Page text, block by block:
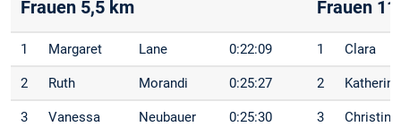
Frauen 5,5 km Frauen
1 Margaret Lane 0:22:09 1 Clara
2 Ruth Morandi 0:25:27 2 Katherine
3 Vanessa Neubauer 0:25:30 3 Christina